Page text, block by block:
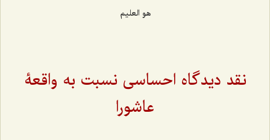
هو العلیم
نقد دیدگاه احساسی نسبت به واقعۀ
عاشورا